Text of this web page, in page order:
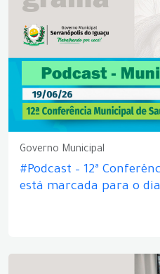
Governo Municipal
#Podcast – 12ª
está marcada para o dia